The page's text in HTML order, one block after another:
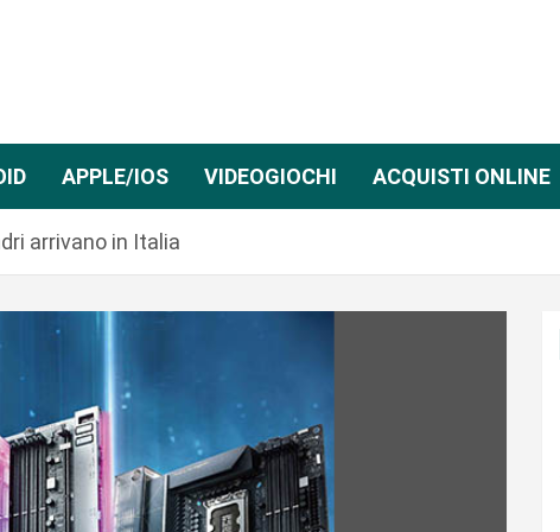
APPLE/IOS VIDEOGIOCHI ACQUISTI ONLINE
arrivano in Italia